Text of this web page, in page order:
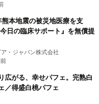
熊本地震の被災地医療を支
の臨床サポート』を無償提
・ジャパン株式会社
広がる、幸せパフェ。完熟白
／得盛白桃パフェ